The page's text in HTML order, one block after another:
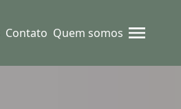
Contato Quem somos